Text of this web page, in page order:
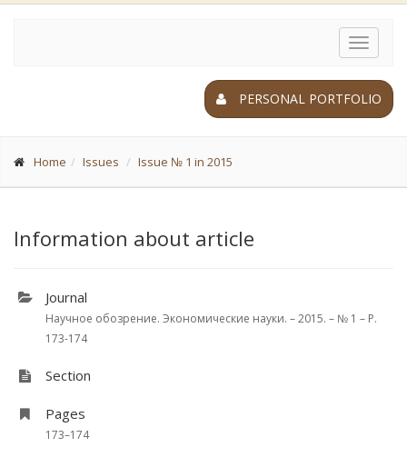
Toggle
PERSONAL PORTFOLIO
Home Issues Issue № 1 in 2015
Information about article
Journal
Научное обозрение. Экономические науки. – 2015. – № 1 – P.
173-174
Section
Pages
173–174